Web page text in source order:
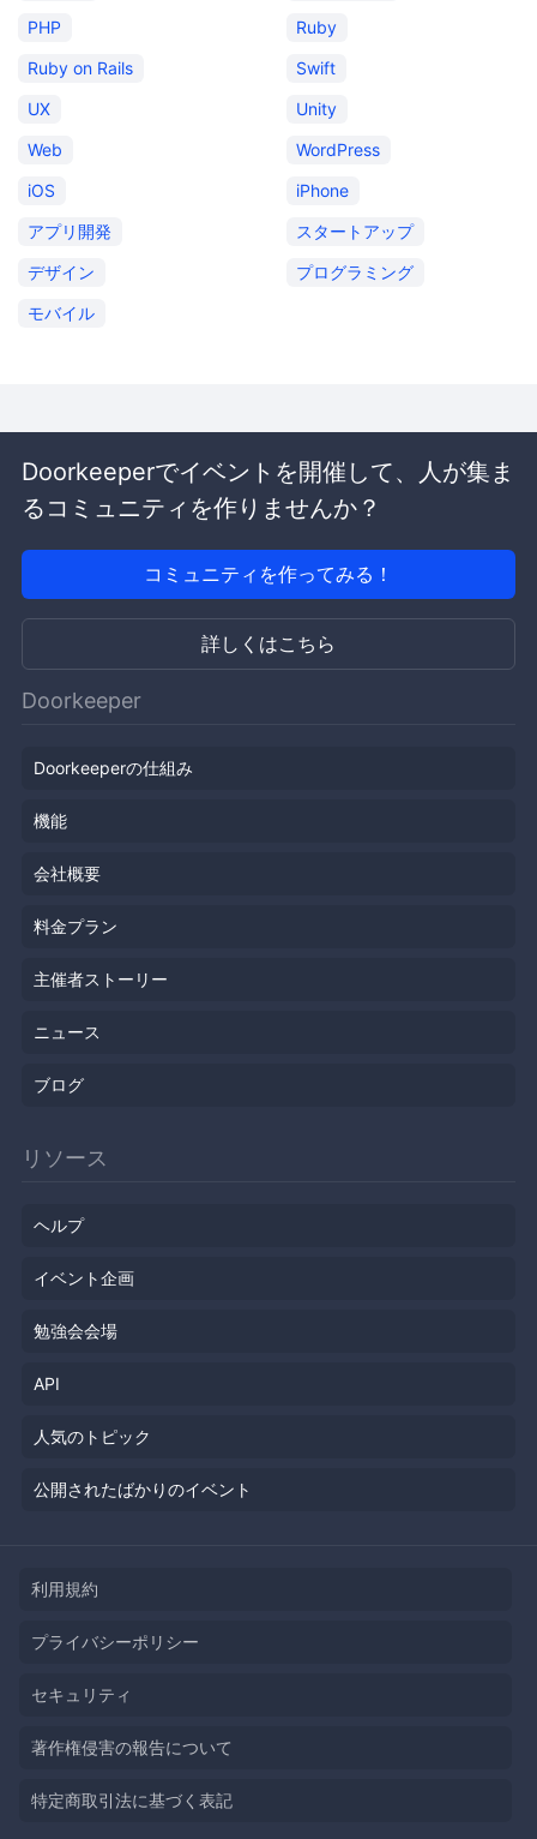
PHP
Ruby
Ruby on Rails
Swift
UX
Unity
Web
WordPress
iOS
iPhone
アプリ開発
スタートアップ
デザイン
プログラミング
モバイル
Doorkeeperでイベントを開催して、人が集ま
るコミュニティを作りませんか？
コミュニティを作ってみる！
詳しくはこちら
Doorkeeper
Doorkeeperの仕組み
機能
会社概要
料金プラン
主催者ストーリー
ニュース
ブログ
リソース
ヘルプ
イベント企画
勉強会会場
API
人気のトピック
公開されたばかりのイベント
利用規約
プライバシーポリシー
セキュリティ
著作権侵害の報告について
特定商取引法に基づく表記